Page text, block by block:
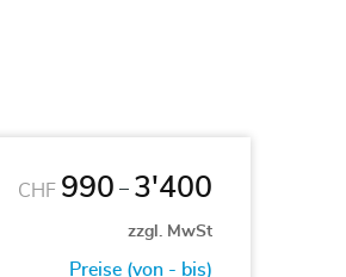
CHF 990 – 3'400
zzgl. MwSt
Preise (von - bis)